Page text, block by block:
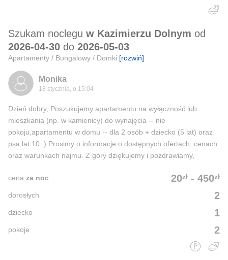
Szukam noclegu w Kazimierzu Dolnym od
2026-04-30 do 2026-05-03
Apartamenty / Bungalowy / Domki [rozwiń]
Monika
18 stycznia, o 15:04
Dzień dobry, Poszukujemy apartamentu na wyłączność lub
mieszkania (np. w kamienicy) do wynajęcia -- nie
pokoju,apartamentu w domu -- dla 2 osób + dziecko (5 lat) oraz
psa lat 10 :) Prosimy o informacje o dostępnych ofertach, cenach
oraz warunkach najmu. Z góry dziękujemy i pozdrawiamy,
20zł - 450zł
cena za noc
2
dorosłych
1
dziecko
2
pokoje